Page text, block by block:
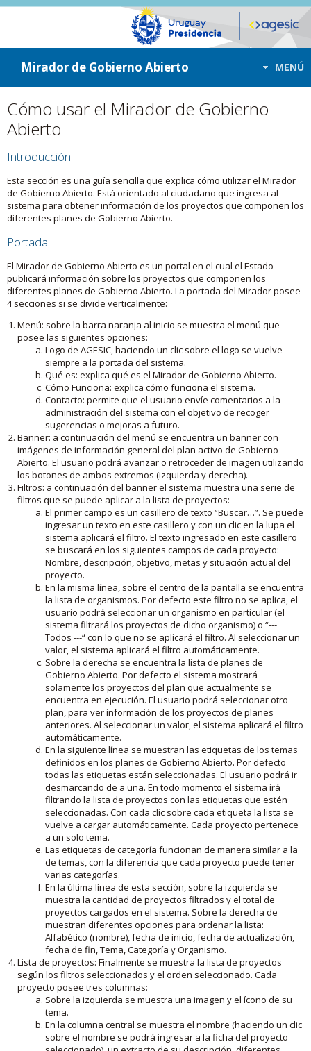
ir a contenido
ir al menú
Mirador de Gobierno Abierto MENÚ
Cómo usar el Mirador de Gobierno
Abierto
Introducción
Esta sección es una guía sencilla que explica cómo utilizar el Mirador
de Gobierno Abierto. Está orientado al ciudadano que ingresa al
sistema para obtener información de los proyectos que componen los
diferentes planes de Gobierno Abierto.
Portada
El Mirador de Gobierno Abierto es un portal en el cual el Estado
publicará información sobre los proyectos que componen los
diferentes planes de Gobierno Abierto. La portada del Mirador posee
4 secciones si se divide verticalmente:
Menú: sobre la barra naranja al inicio se muestra el menú que
posee las siguientes opciones:
Logo de AGESIC, haciendo un clic sobre el logo se vuelve
siempre a la portada del sistema.
Qué es: explica qué es el Mirador de Gobierno Abierto.
Cómo Funciona: explica cómo funciona el sistema.
Contacto: permite que el usuario envíe comentarios a la
administración del sistema con el objetivo de recoger
sugerencias o mejoras a futuro.
Banner: a continuación del menú se encuentra un banner con
imágenes de información general del plan activo de Gobierno
Abierto. El usuario podrá avanzar o retroceder de imagen utilizando
los botones de ambos extremos (izquierda y derecha).
Filtros: a continuación del banner el sistema muestra una serie de
filtros que se puede aplicar a la lista de proyectos:
El primer campo es un casillero de texto “Buscar…”. Se puede
ingresar un texto en este casillero y con un clic en la lupa el
sistema aplicará el filtro. El texto ingresado en este casillero
se buscará en los siguientes campos de cada proyecto:
Nombre, descripción, objetivo, metas y situación actual del
proyecto.
En la misma línea, sobre el centro de la pantalla se encuentra
la lista de organismos. Por defecto este filtro no se aplica, el
usuario podrá seleccionar un organismo en particular (el
sistema filtrará los proyectos de dicho organismo) o “---
Todos ---“ con lo que no se aplicará el filtro. Al seleccionar un
valor, el sistema aplicará el filtro automáticamente.
Sobre la derecha se encuentra la lista de planes de
Gobierno Abierto. Por defecto el sistema mostrará
solamente los proyectos del plan que actualmente se
encuentra en ejecución. El usuario podrá seleccionar otro
plan, para ver información de los proyectos de planes
anteriores. Al seleccionar un valor, el sistema aplicará el filtro
automáticamente.
En la siguiente línea se muestran las etiquetas de los temas
definidos en los planes de Gobierno Abierto. Por defecto
todas las etiquetas están seleccionadas. El usuario podrá ir
desmarcando de a una. En todo momento el sistema irá
filtrando la lista de proyectos con las etiquetas que estén
seleccionadas. Con cada clic sobre cada etiqueta la lista se
vuelve a cargar automáticamente. Cada proyecto pertenece
a un solo tema.
Las etiquetas de categoría funcionan de manera similar a la
de temas, con la diferencia que cada proyecto puede tener
varias categorías.
En la última línea de esta sección, sobre la izquierda se
muestra la cantidad de proyectos filtrados y el total de
proyectos cargados en el sistema. Sobre la derecha de
muestran diferentes opciones para ordenar la lista:
Alfabético (nombre), fecha de inicio, fecha de actualización,
fecha de fin, Tema, Categoría y Organismo.
Lista de proyectos: Finalmente se muestra la lista de proyectos
según los filtros seleccionados y el orden seleccionado. Cada
proyecto posee tres columnas:
Sobre la izquierda se muestra una imagen y el ícono de su
tema.
En la columna central se muestra el nombre (haciendo un clic
sobre el nombre se podrá ingresar a la ficha del proyecto